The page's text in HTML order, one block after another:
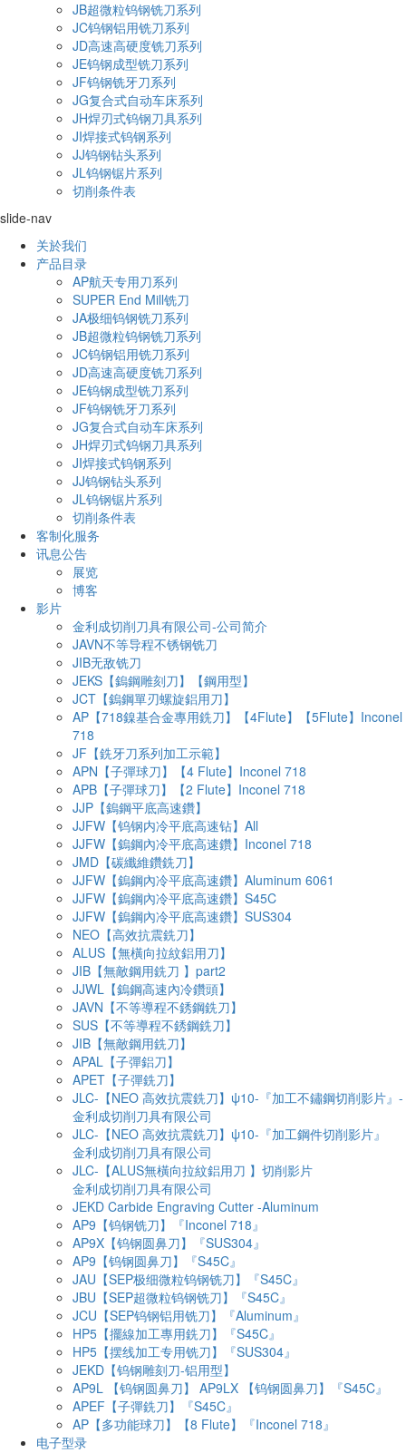
JB超微粒钨钢铣刀系列
JC钨钢铝用铣刀系列
JD高速高硬度铣刀系列
JE钨钢成型铣刀系列
JF钨钢铣牙刀系列
JG复合式自动车床系列
JH焊刃式钨钢刀具系列
JI焊接式钨钢系列
JJ钨钢钻头系列
JL钨钢锯片系列
切削条件表
slide-nav
关於我们
产品目录
AP航天专用刀系列
SUPER End Mill铣刀
JA极细钨钢铣刀系列
JB超微粒钨钢铣刀系列
JC钨钢铝用铣刀系列
JD高速高硬度铣刀系列
JE钨钢成型铣刀系列
JF钨钢铣牙刀系列
JG复合式自动车床系列
JH焊刃式钨钢刀具系列
JI焊接式钨钢系列
JJ钨钢钻头系列
JL钨钢锯片系列
切削条件表
客制化服务
讯息公告
展览
博客
影片
金利成切削刀具有限公司-公司简介
JAVN不等导程不锈钢铣刀
JIB无敌铣刀
JEKS【鎢鋼雕刻刀】【鋼用型】
JCT【鎢鋼單刃螺旋鋁用刀】
AP【718鎳基合金專用銑刀】【4Flute】【5Flute】Inconel
718
JF【銑牙刀系列加工示範】
APN【子彈球刀】【4 Flute】Inconel 718
APB【子彈球刀】【2 Flute】Inconel 718
JJP【鎢鋼平底高速鑽】
JJFW【钨钢内冷平底高速钻】All
JJFW【鎢鋼內冷平底高速鑽】Inconel 718
JMD【碳纖維鑽銑刀】
JJFW【鎢鋼內冷平底高速鑽】Aluminum 6061
JJFW【鎢鋼內冷平底高速鑽】S45C
JJFW【鎢鋼內冷平底高速鑽】SUS304
NEO【高效抗震銑刀】
ALUS【無橫向拉紋鋁用刀】
JIB【無敵鋼用銑刀 】part2
JJWL【鎢鋼高速內冷鑽頭】
JAVN【不等導程不銹鋼銑刀】
SUS【不等導程不銹鋼銑刀】
JIB【無敵鋼用銑刀】
APAL【子彈鋁刀】
APET【子彈銑刀】
JLC-【NEO 高效抗震銑刀】ψ10-『加工不鏽鋼切削影片』-
金利成切削刀具有限公司
JLC-【NEO 高效抗震銑刀】ψ10-『加工鋼件切削影片』
金利成切削刀具有限公司
JLC-【ALUS無橫向拉紋鋁用刀 】切削影片
金利成切削刀具有限公司
JEKD Carbide Engraving Cutter -Aluminum
AP9【钨钢铣刀】『Inconel 718』
AP9X【钨钢圆鼻刀】『SUS304』
AP9【钨钢圆鼻刀】『S45C』
JAU【SEP极细微粒钨钢铣刀】『S45C』
JBU【SEP超微粒钨钢铣刀】『S45C』
JCU【SEP钨钢铝用铣刀】『Aluminum』
HP5【擺線加工專用銑刀】『S45C』
HP5【摆线加工专用铣刀】『SUS304』
JEKD【钨钢雕刻刀-铝用型】
AP9L 【钨钢圆鼻刀】 AP9LX 【钨钢圆鼻刀】『S45C』
APEF【子彈銑刀】『S45C』
AP【多功能球刀】【8 Flute】『Inconel 718』
电子型录